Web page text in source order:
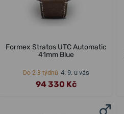
Formex Stratos UTC Automatic
41mm Blue
Do 2-3 týdnů 4. 9. u vás
94 330 Kč